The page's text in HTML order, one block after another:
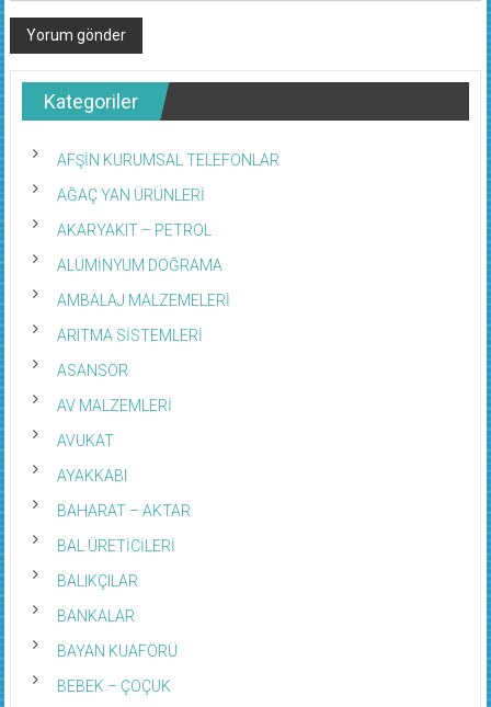
Kategoriler
AFŞİN KURUMSAL TELEFONLAR
AĞAÇ YAN ÜRÜNLERİ
AKARYAKIT – PETROL
ALÜMİNYUM DOĞRAMA
AMBALAJ MALZEMELERİ
ARITMA SİSTEMLERİ
ASANSÖR
AV MALZEMLERİ
AVUKAT
AYAKKABI
BAHARAT – AKTAR
BAL ÜRETİCİLERİ
BALIKÇILAR
BANKALAR
BAYAN KUAFÖRÜ
BEBEK – ÇOÇUK